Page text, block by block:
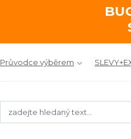
Průvodce výběrem